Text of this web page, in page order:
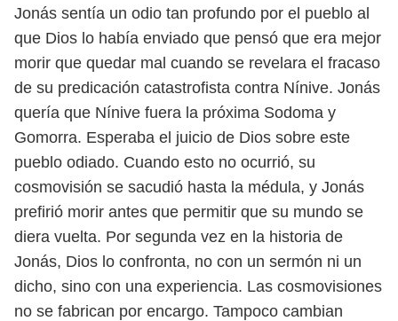
Jonás sentía un odio tan profundo por el pueblo al
que Dios lo había enviado que pensó que era mejor
morir que quedar mal cuando se revelara el fracaso
de su predicación catastrofista contra Nínive. Jonás
quería que Nínive fuera la próxima Sodoma y
Gomorra. Esperaba el juicio de Dios sobre este
pueblo odiado. Cuando esto no ocurrió, su
cosmovisión se sacudió hasta la médula, y Jonás
prefirió morir antes que permitir que su mundo se
diera vuelta. Por segunda vez en la historia de
Jonás, Dios lo confronta, no con un sermón ni un
dicho, sino con una experiencia. Las cosmovisiones
no se fabrican por encargo. Tampoco cambian